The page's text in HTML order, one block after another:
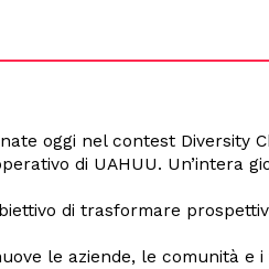
oggi nel contest Diversity
di UAHUU. Un’intera
di trasformare
le aziende, le comunità